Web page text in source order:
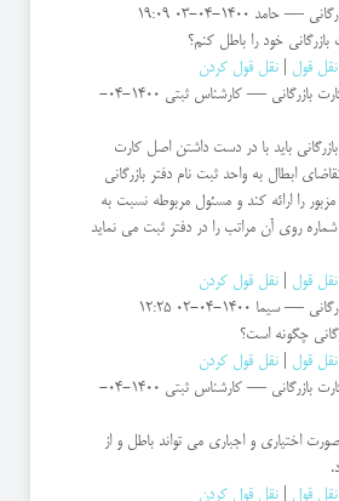
— حامد 1400-04-03 19:09
خود را باطل کنم؟
قول
نقل قول کردن
بازرگانی — کارشناس ثبتی
1400-04-
باید با در دست داشتن اصل کارت
ابطال به واحد ثبت نام دفتر بازرگانی
را ارائه کند و مسئول مربوطه نسبت به
روی آن مراتب را در دفتر ثبت می نماید
قول
نقل قول کردن
—سیما 1400-04-02 12:25
چگونه است؟
قول
نقل قول کردن
بازرگانی — کارشناس ثبتی
1400-04-
اختیاری و اجباری می تواند باطل و از
قول نقل قول کردن